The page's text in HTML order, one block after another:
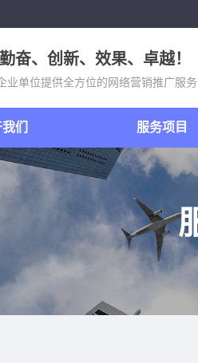
奋、创新、效果、卓越！
业单位提供全方位的网络营销推广服
们 服务项目